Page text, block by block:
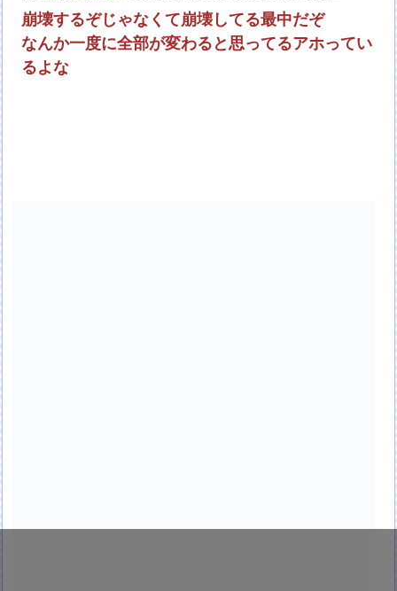
崩壊するぞじゃなくて崩壊してる最中だぞ
なんか一度に全部が変わると思ってるアホってい
るよな